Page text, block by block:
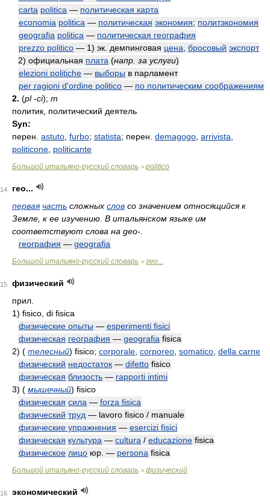
carta politica — политическая карта
economia politica — политическая экономия; политэкономия
geografia politica — политическая география
prezzo politico — 1) эк. демпинговая цена бросовый экспорт
2) официальная плата (напр. за услуги)
elezioni politiche — выборы в парламент
per ragioni d'ordine politico — по политическим соображениям
2. (pl-ci); m
политик, политический деятель
Syn:
перен. astuto furbo; statista; перен. demagogo arrivista
politicone politicante
Большой итальяно-русский словарь > politico
14
гео...
первая часть сложных слов со значением относящийся к
Земле, к ее изучению. В итальянском языке им
соответствуют слова на geo-.
география — geografia
Большой итальяно-русский словарь > гео...
15
физический
прил.
1) fisico, di fisica
физические опыты — esperimenti fisici
физическая география — geografia fisica
2) ( телесный) fisico; corporale corporeo somatico della carne
физический недостаток — difetto fisico
физическая близость — rapporti intimi
3) ( мышечный) fisico
физическая сила — forza fisica
физический труд — lavoro fisico / manuale
физические упражнения — esercizi fisici
физическая культура — cultura / educazione fisica
физическое лицо юр. — persona fisica
Большой итальяно-русский словарь > физический
16
экономический